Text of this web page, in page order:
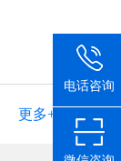
更多+
电话咨询